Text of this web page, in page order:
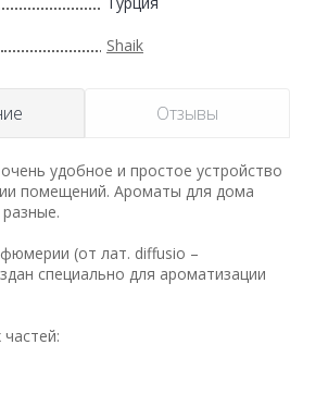
Shaik
Отзывы
удобное и простое устройство
помещений. Ароматы для дома
(от лат. diffusio –
специально для ароматизации